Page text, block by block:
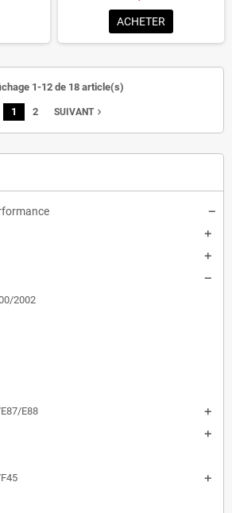
2002
E88
ACHETER
1-12 de 18 article(s)
1 2 SUIVANTnavigate_next